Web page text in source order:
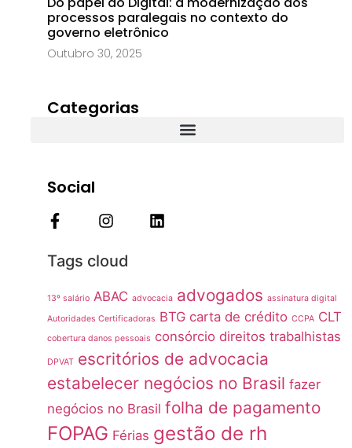
processos paralegais no contexto do
governo eletrônico
Outubro 30, 2025
Categorias
Social
Tags cloud
13º salário ABAC advocacia advogados assinatura digital
Autoridades Certificadoras BTG carta de crédito CCPA CLT
cobertura danos pessoais consórcio direitos trabalhistas
DPVAT escritórios de advocacia
estabelecer negócios no Brasil fazer
negócios no Brasil folha de pagamento
FOPAG Férias gestão de rh